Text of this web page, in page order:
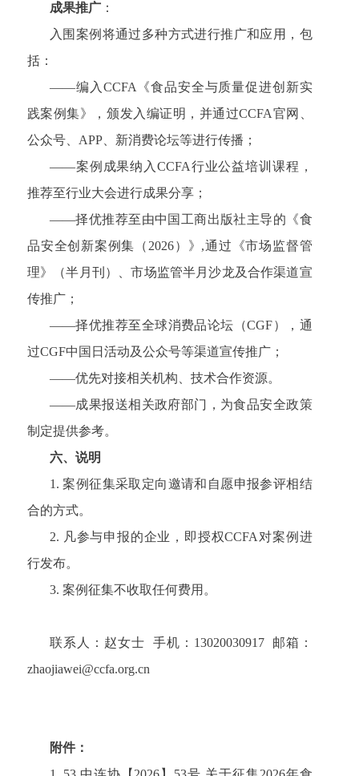
成果推广：
入围案例将通过多种方式进行推广和应用，包
括：
——编入CCFA《食品安全与质量促进创新实
践案例集》，颁发入编证明，并通过CCFA官网、
公众号、APP、新消费论坛等进行传播；
——案例成果纳入CCFA行业公益培训课程，
推荐至行业大会进行成果分享；
——择优推荐至由中国工商出版社主导的《食
品安全创新案例集（2026）》,通过《市场监督管
理》（半月刊）、市场监管半月沙龙及合作渠道宣
传推广；
——择优推荐至全球消费品论坛（CGF），通
过CGF中国日活动及公众号等渠道宣传推广；
——优先对接相关机构、技术合作资源。
——成果报送相关政府部门，为食品安全政策
制定提供参考。
六、说明
1. 案例征集采取定向邀请和自愿申报参评相结
合的方式。
2. 凡参与申报的企业，即授权CCFA对案例进
行发布。
3. 案例征集不收取任何费用。
联系人：赵女士 手机：13020030917 邮箱：
zhaojiawei@ccfa.org.cn
附件：